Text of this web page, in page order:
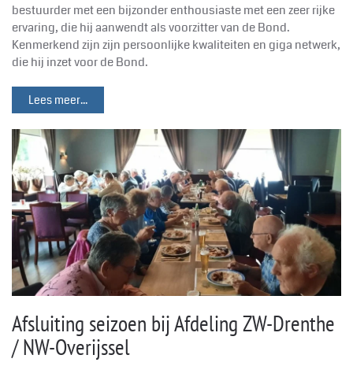
bestuurder met een bijzonder enthousiaste met een zeer rijke
ervaring, die hij aanwendt als voorzitter van de Bond.
Kenmerkend zijn zijn persoonlijke kwaliteiten en giga netwerk,
die hij inzet voor de Bond.
Lees meer...
Afsluiting seizoen bij Afdeling ZW-Drenthe
/ NW-Overijssel